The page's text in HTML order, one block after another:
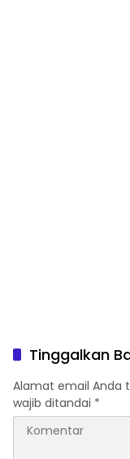
Tinggalkan
Alamat email Anda
wajib ditandai *